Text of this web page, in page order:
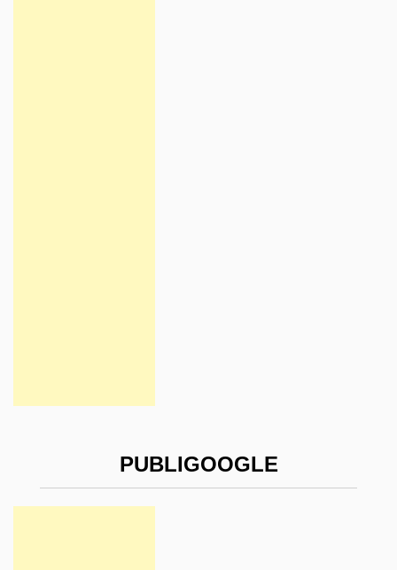
PUBLIGOOGLE